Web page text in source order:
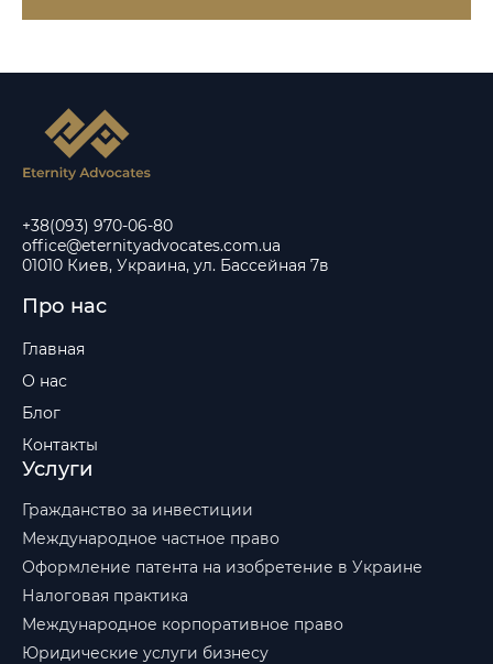
+38(093) 970-06-80
office@eternityadvocates.com.ua
01010 Киев, Украина, ул. Бассейная 7в
Про нас
Главная
О нас
Блог
Контакты
Услуги
Гражданство за инвестиции
Международное частное право
Оформление патента на изобретение в Украине
Налоговая практика
Международное корпоративное право
Юридические услуги бизнесу